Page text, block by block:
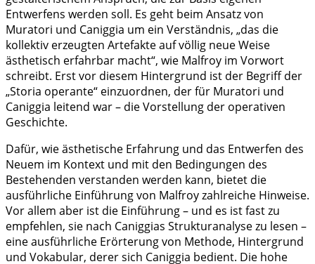
Entwerfens werden soll. Es geht beim Ansatz von
Muratori und Caniggia um ein Verständnis, „das die
kollektiv erzeugten Artefakte auf völlig neue Weise
ästhetisch erfahrbar macht“, wie Malfroy im Vorwort
schreibt. Erst vor diesem Hintergrund ist der Begriff der
„Storia operante“ einzuordnen, der für Muratori und
Caniggia leitend war – die Vorstellung der operativen
Geschichte.
Dafür, wie ästhetische Erfahrung und das Entwerfen des
Neuem im Kontext und mit den Bedingungen des
Bestehenden verstanden werden kann, bietet die
ausführliche Einführung von Malfroy zahlreiche Hinweise.
Vor allem aber ist die Einführung – und es ist fast zu
empfehlen, sie nach Caniggias Strukturanalyse zu lesen –
eine ausführliche Erörterung von Methode, Hintergrund
und Vokabular, derer sich Caniggia bedient. Die hohe